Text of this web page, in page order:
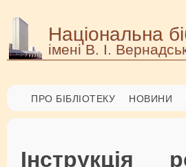
Національна
імені В. І.
ПРО БІБЛІОТЕКУ НОВИНИ
Інструкція